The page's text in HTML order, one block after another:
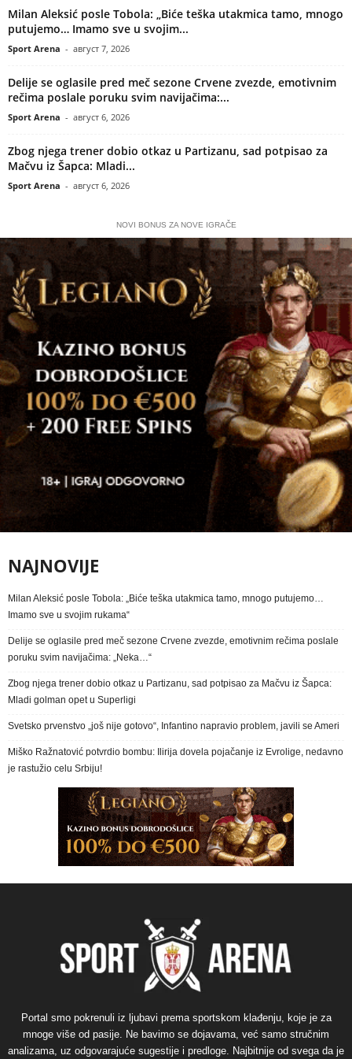
Milan Aleksić posle Tobola: „Biće teška utakmica tamo, mnogo
putujemo… Imamo sve u svojim...
Sport Arena - август 7, 2026
Delije se oglasile pred meč sezone Crvene zvezde, emotivnim
rečima poslale poruku svim navijačima:...
Sport Arena - август 6, 2026
Zbog njega trener dobio otkaz u Partizanu, sad potpisao za
Mačvu iz Šapca: Mladi...
Sport Arena - август 6, 2026
NOVI BONUS ZA NOVE IGRAČE
NAJNOVIJE
Milan Aleksić posle Tobola: „Biće teška utakmica tamo, mnogo putujemo…
Imamo sve u svojim rukama“
Delije se oglasile pred meč sezone Crvene zvezde, emotivnim rečima poslale
poruku svim navijačima: „Neka…“
Zbog njega trener dobio otkaz u Partizanu, sad potpisao za Mačvu iz Šapca:
Mladi golman opet u Superligi
Svetsko prvenstvo „još nije gotovo“, Infantino napravio problem, javili se Ameri
Miško Ražnatović potvrdio bombu: Ilirija dovela pojačanje iz Evrolige, nedavno
je rastužio celu Srbiju!
Portal smo pokrenuli iz ljubavi prema sportskom klađenju, koje je za
mnoge više od pasije. Ne bavimo se dojavama, već samo stručnim
analizama, uz odgovarajuće sugestije i predloge. Najbitnije od svega da je